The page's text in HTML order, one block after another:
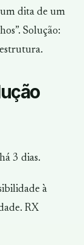
um dita de um
Solução:
3 dias.
à
RX